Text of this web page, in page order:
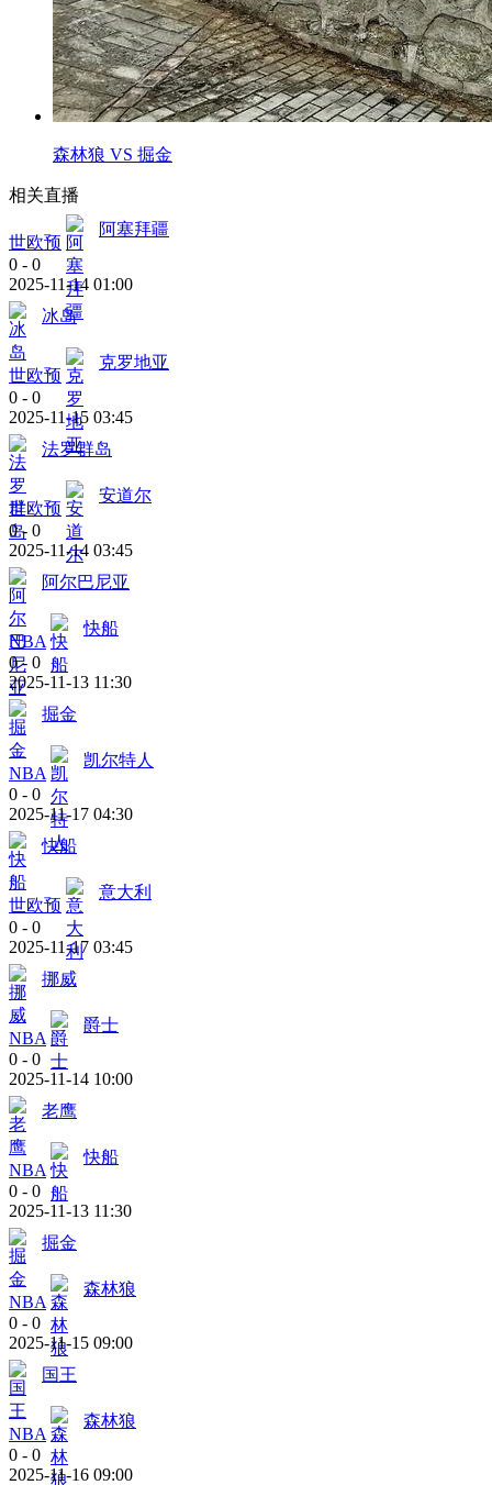
森林狼 VS 掘金
相关直播
世欧预
阿塞拜疆
0 - 0
2025-11-14 01:00
冰岛
世欧预
克罗地亚
0 - 0
2025-11-15 03:45
法罗群岛
世欧预
安道尔
0 - 0
2025-11-14 03:45
阿尔巴尼亚
NBA
快船
0 - 0
2025-11-13 11:30
掘金
NBA
凯尔特人
0 - 0
2025-11-17 04:30
快船
世欧预
意大利
0 - 0
2025-11-17 03:45
挪威
NBA
爵士
0 - 0
2025-11-14 10:00
老鹰
NBA
快船
0 - 0
2025-11-13 11:30
掘金
NBA
森林狼
0 - 0
2025-11-15 09:00
国王
NBA
森林狼
0 - 0
2025-11-16 09:00